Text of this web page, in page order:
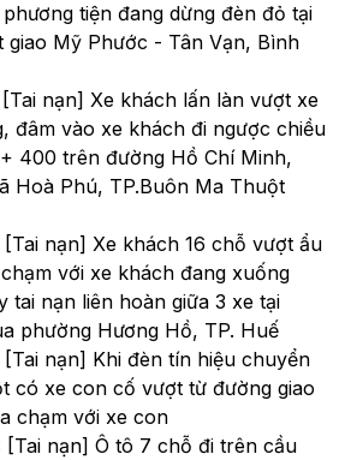
tiện đang dừng đèn đỏ tại
giao Mỹ Phước - Tân Vạn, Bình
[Tai nạn] Xe khách lấn làn vượt xe
đâm vào xe khách đi ngược chiều
400 trên đường Hồ Chí Minh,
Hoà Phú, TP.Buôn Ma Thuột
[Tai nạn] Xe khách 16 chỗ vượt ẩu
với xe khách đang xuống
tai nạn liên hoàn giữa 3 xe tại
phường Hương Hồ, TP. Huế
[Tai nạn] Khi đèn tín hiệu chuyển
có xe con cố vượt từ đường giao
chạm với xe con
[Tai nạn] Ô tô 7 chỗ đi trên cầu